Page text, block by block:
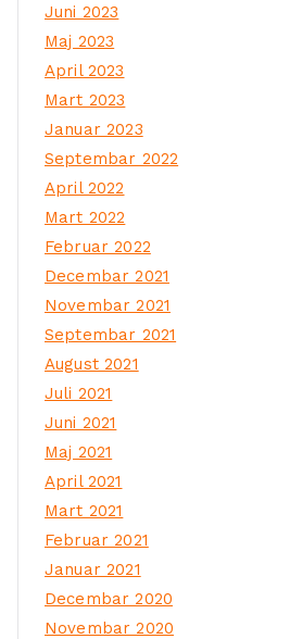
Juni 2023
Maj 2023
April 2023
Mart 2023
Januar 2023
Septembar 2022
April 2022
Mart 2022
Februar 2022
Decembar 2021
Novembar 2021
Septembar 2021
August 2021
Juli 2021
Juni 2021
Maj 2021
April 2021
Mart 2021
Februar 2021
Januar 2021
Decembar 2020
Novembar 2020